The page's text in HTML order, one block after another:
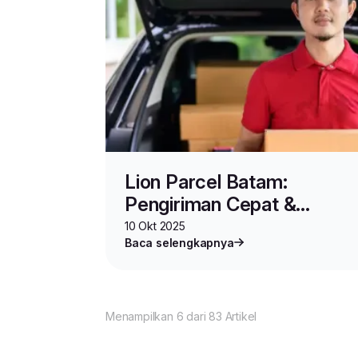
Lion Parcel Batam:
Pengiriman Cepat &
Terpercaya di Pulau Batam
10 Okt 2025
Baca selengkapnya
Menampilkan 6 dari 83 Artikel